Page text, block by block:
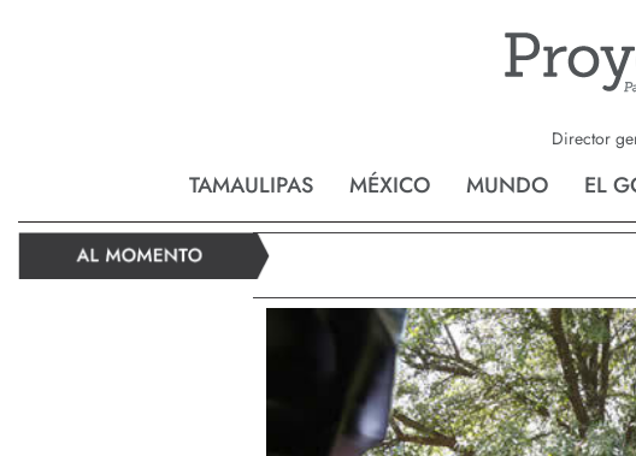
Director
TAMAULIPAS MÉXICO MUNDO EL
Reynosa